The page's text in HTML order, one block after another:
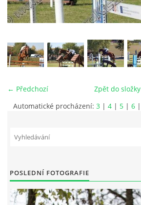
VIDEA
NOVÝ PŘEKÁŽKOVÝ MATERIÁL
CENÍK SLUŽEB
MORAVSKOSLEZSKÉM KRAJI
NEDOSTAVILI NA PODZIMNÍ BRIGÁDU
← Předchozí
Zpět do složky
Automatické procházení: 3 | 4 | 5 | 6 |
POSLEDNÍ FOTOGRAFIE